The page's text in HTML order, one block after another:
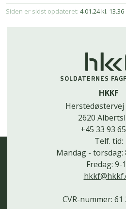
Siden er sidst opdateret: 4.01.24 kl. 13.36
SOLDATERNES
HKKF
Herstedøstervej
2620
+45 33 93
Telf. tid:
Mandag - torsdag:
Fredag: 9-
CVR-nummer: 61